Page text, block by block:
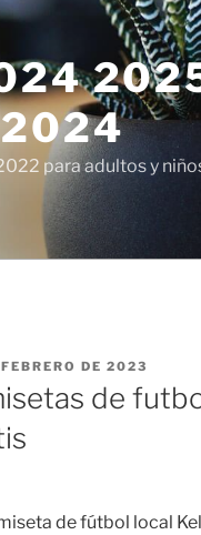
2024
para adultos y
DE 2023
de
de fútbol local